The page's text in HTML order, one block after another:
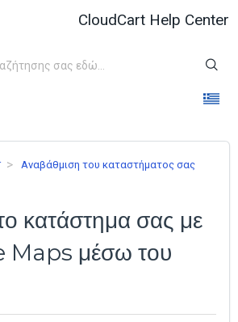
CloudCart Help Center
Αναβάθμιση του καταστήματος σας
κατάστημα σας με
Maps μέσω του